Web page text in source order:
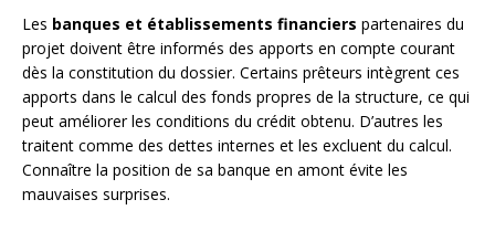
Les banques et établissements financiers partenaires du
projet doivent être informés des apports en compte courant
dès la constitution du dossier. Certains prêteurs intègrent ces
apports dans le calcul des fonds propres de la structure, ce qui
peut améliorer les conditions du crédit obtenu. D’autres les
traitent comme des dettes internes et les excluent du calcul.
Connaître la position de sa banque en amont évite les
mauvaises surprises.